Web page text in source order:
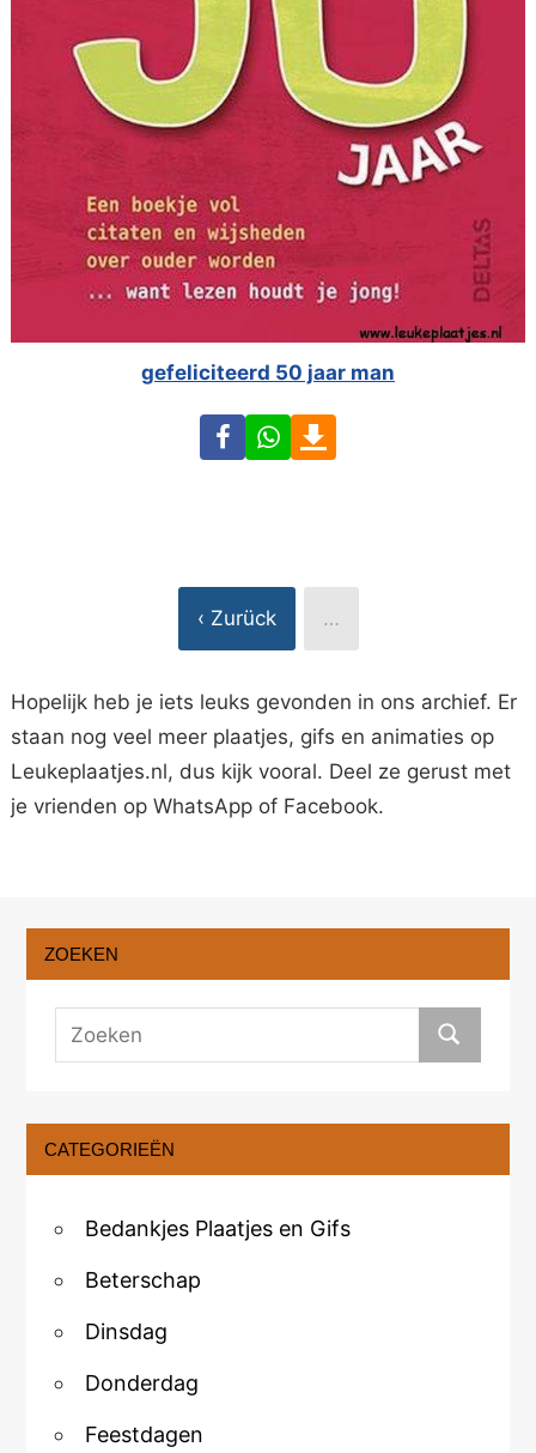
gefeliciteerd 50 jaar man
FacebookWhatsApp
‹ Zurück …
Hopelijk heb je iets leuks gevonden in ons archief. Er
staan nog veel meer plaatjes, gifs en animaties op
Leukeplaatjes.nl, dus kijk vooral. Deel ze gerust met
je vrienden op WhatsApp of Facebook.
ZOEKEN
CATEGORIEËN
Bedankjes Plaatjes en Gifs
Beterschap
Dinsdag
Donderdag
Feestdagen